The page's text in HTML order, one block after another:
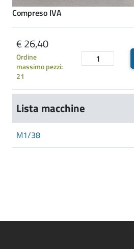
Compreso IVA
€ 26,40
Ordine
massimo pezzi:
21
Lista macchine
M1/38